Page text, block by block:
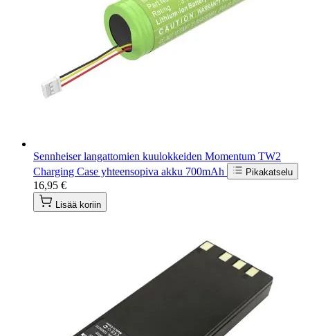
Sennheiser langattomien kuulokkeiden Momentum TW2
Charging Case yhteensopiva akku 700mAh
Pikakatselu
16,95 €
Lisää koriin